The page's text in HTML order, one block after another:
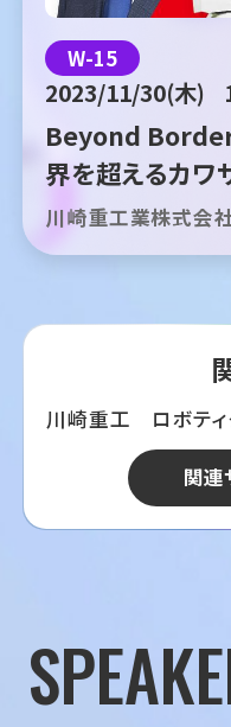
W-15
2023/11/30(木)
Beyond
界を超えるカワ
川崎重工業株式会
川崎重工 ロボティ
関連